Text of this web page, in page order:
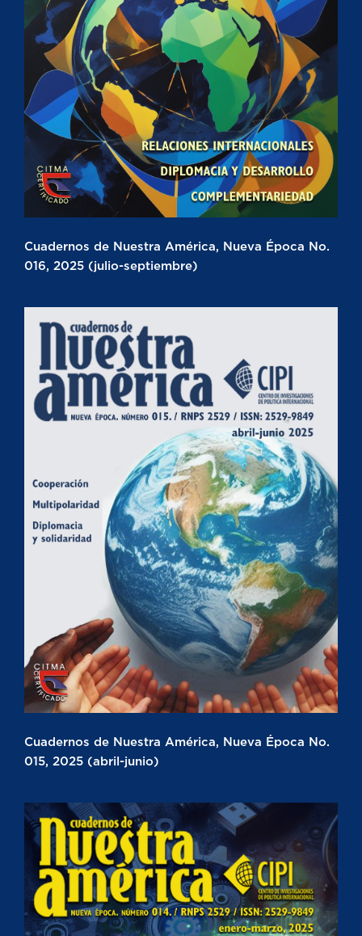
Cuadernos de Nuestra América, Nueva Época No.
016, 2025 (julio-septiembre)
Cuadernos de Nuestra América, Nueva Época No.
015, 2025 (abril-junio)